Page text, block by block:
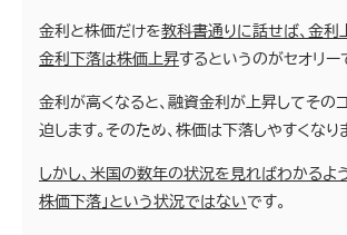
金利と株価だけを教科書通りに話せば、金利
金利下落は株価上昇するというのがセオリー
金利が高くなると、融資金利が上昇してその
迫します。そのため、株価は下落しやすくなり
しかし、米国の数年の状況を見ればわかるよう
株価下落」という状況ではないです。